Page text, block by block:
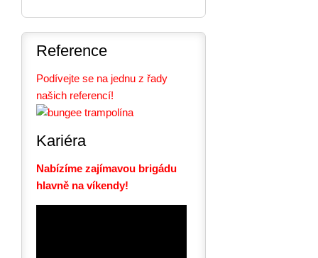
Reference
Podívejte se na jednu z řady
našich referencí!
Kariéra
Nabízíme zajímavou brigádu
hlavně na víkendy!